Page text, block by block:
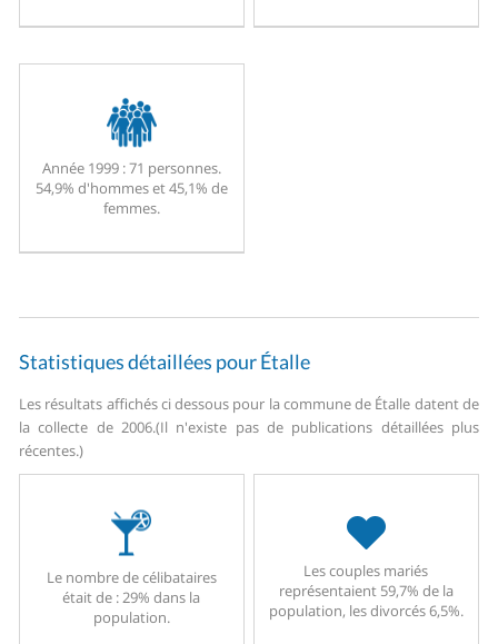
Année 1999 :71 personnes.
54,9% d'hommes et 45,1% de
femmes.
Statistiques détaillées pour Étalle
Les résultats affichés ci dessous pour la commune de Étalle datent de
la collecte de 2006.(Il n'existe pas de publications détaillées plus
récentes.)
Le nombre de célibataires
était de : 29% dans la
population.
Les couples mariés
représentaient 59,7% de la
population, les divorcés 6,5%.